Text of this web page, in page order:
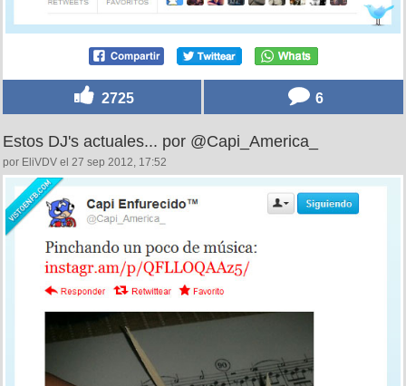
2725 6
Estos DJ's actuales... por @Capi_America_
por EliVDV el 27 sep 2012, 17:52